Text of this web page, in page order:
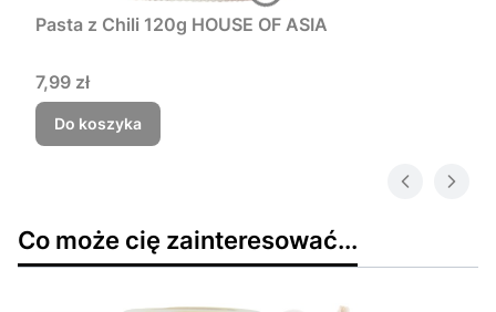
Pasta z Chili 120g HOUSE OF ASIA
Cena
7,99 zł
Do koszyka
Co może cię zainteresować...